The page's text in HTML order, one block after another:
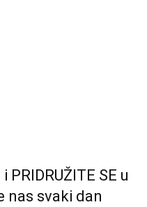
PRIDRUŽITE SE u
nas svaki dan